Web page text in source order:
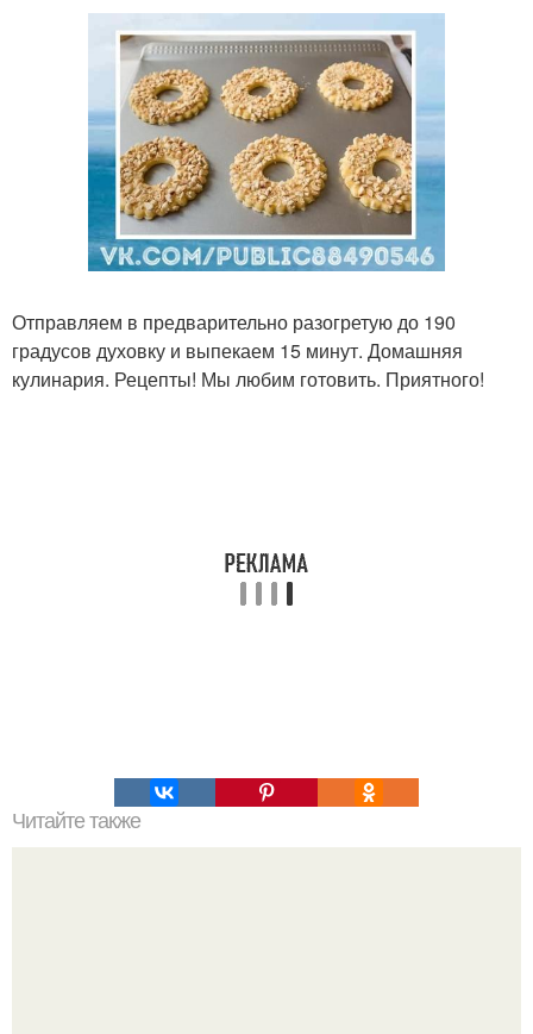
Отправляем в предварительно разогретую до 190
градусов духовку и выпекаем 15 минут. Домашняя
кулинария. Рецепты! Мы любим готовить. Приятного!
Читайте также